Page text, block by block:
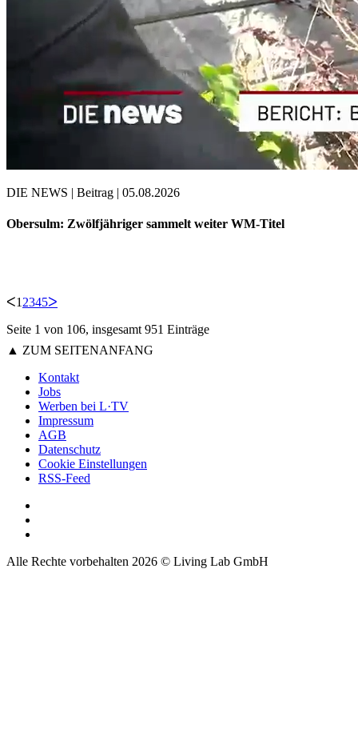
DIE NEWS | Beitrag | 05.08.2026
Obersulm: Zwölfjähriger sammelt weiter WM-Titel
ᐸ1 2345ᐳ
Seite 1 von 106, insgesamt 951 Einträge
▲ ZUM SEITENANFANG
Kontakt
Jobs
Werben bei L·TV
Impressum
AGB
Datenschutz
Cookie Einstellungen
RSS-Feed
Alle Rechte vorbehalten 2026 © Living Lab GmbH